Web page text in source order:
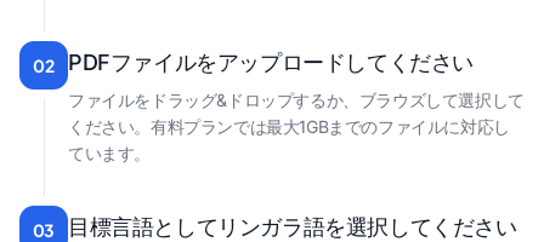
02 PDFファイルをアップロードしてください
ファイルをドラッグ&ドロップするか、ブラウズして選択して
ください。有料プランでは最大1GBまでのファイルに対応し
ています。
03 目標言語としてリンガラ語を選択してください